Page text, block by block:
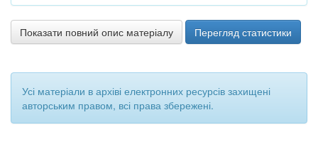
Показати повний опис матеріалу Перегляд статистики
Усі матеріали в архіві електронних ресурсів захищені
авторським правом, всі права збережені.